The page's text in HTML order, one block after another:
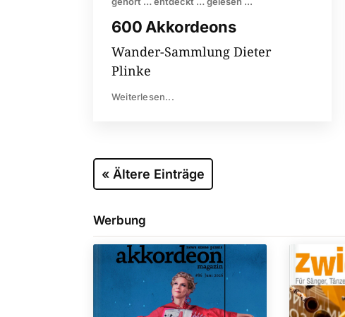
600 Akkordeons
Wander-Sammlung Dieter
Plinke
Weiterlesen...
« Ältere Einträge
Werbung